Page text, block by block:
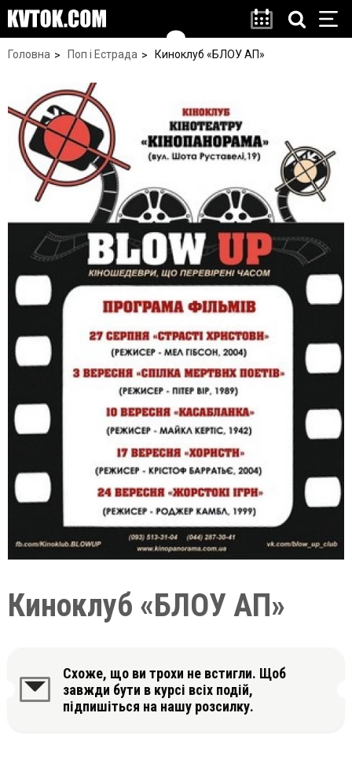
Головна Поп і Естрада Киноклуб «БЛОУ АП»
Киноклуб «БЛОУ АП»
Схоже, що ви трохи не встигли. Щоб
завжди бути в курсі всіх подій,
підпишіться на нашу розсилку.